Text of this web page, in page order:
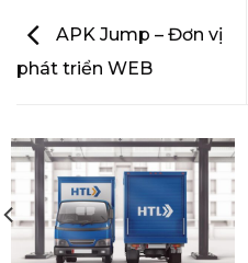
APK Jump – Đơn vị
phát triển WEB